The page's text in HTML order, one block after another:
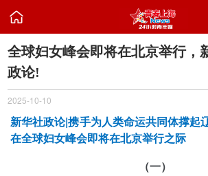

全球妇女峰会即将在北京举行，
政论!
2025-10-10
新华社政论|携手为人类命运共同体撑
在全球妇女峰会即将在北京举行之际
（一）